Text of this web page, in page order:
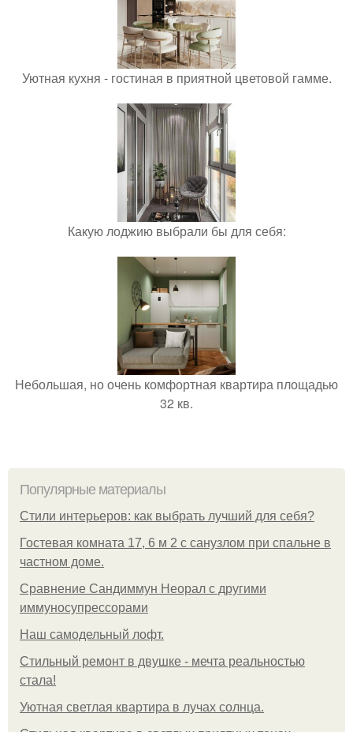
Уютная кухня - гостиная в приятной цветовой гамме.
Какую лоджию выбрали бы для себя:
Небольшая, но очень комфортная квартира площадью
32 кв.
Популярные материалы
Стили интерьеров: как выбрать лучший для себя?
Гостевая комната 17, 6 м 2 с санузлом при спальне в
частном доме.
Сравнение Сандиммун Неорал с другими
иммуносупрессорами
Наш самодельный лофт.
Стильный ремонт в двушке - мечта реальностью
стала!
Уютная светлая квартира в лучах солнца.